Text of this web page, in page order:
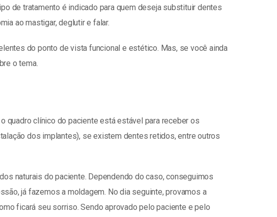
de tratamento é indicado para quem deseja substituir dentes
ao mastigar, deglutir e falar.
do ponto de vista funcional e estético. Mas, se você ainda
o tema.
quadro clínico do paciente está estável para receber os
dos implantes), se existem dentes retidos, entre outros
naturais do paciente. Dependendo do caso, conseguimos
já fazemos a moldagem. No dia seguinte, provamos a
ficará seu sorriso. Sendo aprovado pelo paciente e pelo